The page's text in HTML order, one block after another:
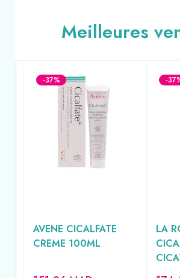
Meilleures
-37%
AVENE CICALFATE
CREME 100ML
-
LA